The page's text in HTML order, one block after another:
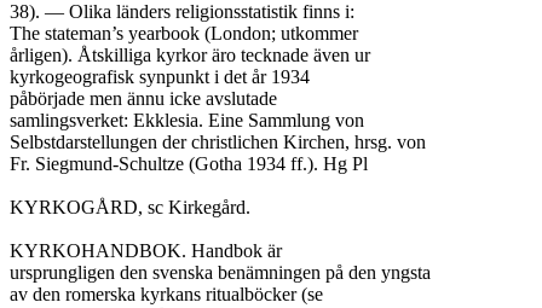
38). — Olika länders religionsstatistik finns i:
The stateman’s yearbook (London; utkommer
årligen). Åtskilliga kyrkor äro tecknade även ur
kyrkogeografisk synpunkt i det år 1934
påbörjade men ännu icke avslutade
samlingsverket: Ekklesia. Eine Sammlung von
Selbstdarstellungen der christlichen Kirchen, hrsg. von
Fr. Siegmund-Schultze (Gotha 1934 ff.). Hg Pl
KYRKOGÅRD, sc Kirkegård.
KYRKOHANDBOK. Handbok är
ursprungligen den svenska benämningen på den yngsta
av den romerska kyrkans ritualböcker (se